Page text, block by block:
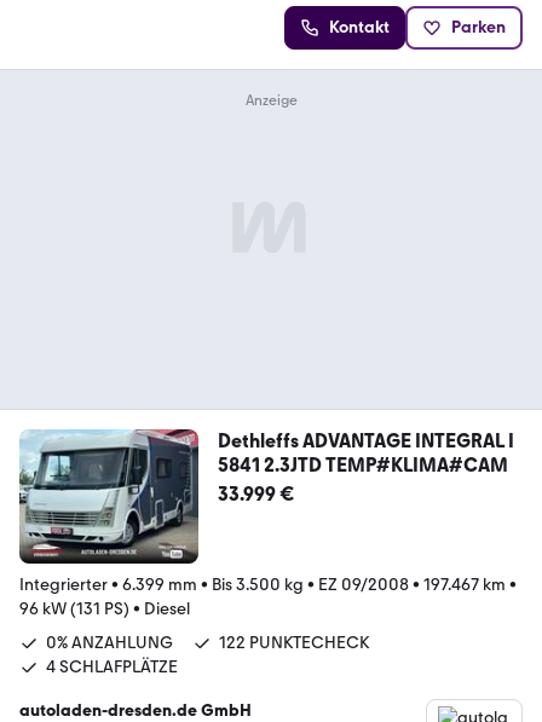
Kontakt Parken
Dethleffs ADVANTAGE INTEGRAL I
5841 2.3JTD TEMP#KLIMA#CAM
33.999 €
Integrierter• 6.399 mm • Bis 3.500 kg • EZ 09/2008• 197.467 km •
96 kW (131 PS) • Diesel
0% ANZAHLUNG
122 PUNKTECHECK
4 SCHLAFPLÄTZE
autoladen-dresden.de GmbH